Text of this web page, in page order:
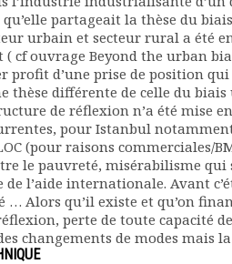
partageait la thèse du
urbain et secteur rural a été
cf ouvrage Beyond the urban
profit d’une prise de position
thèse différente de celle du
de réflexion n’a été mise
pour Istanbul
(pour raisons commerciales/
le pauvreté, misérabilisme
l’aide internationale. Avant
… Alors qu’il existe et qu’on
perte de toute capacité
changements de modes mais